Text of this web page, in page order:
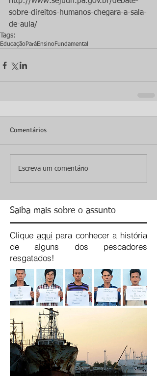
sobre-direitos-humanos-chegara-a-sala-
de-aula/
Tags:
Educação ParáEnsinoFundamental
Comentários
Escreva um comentário
Saiba mais sobre o assunto
Clique aqui para conhecer a história
de alguns dos pescadores
resgatados!